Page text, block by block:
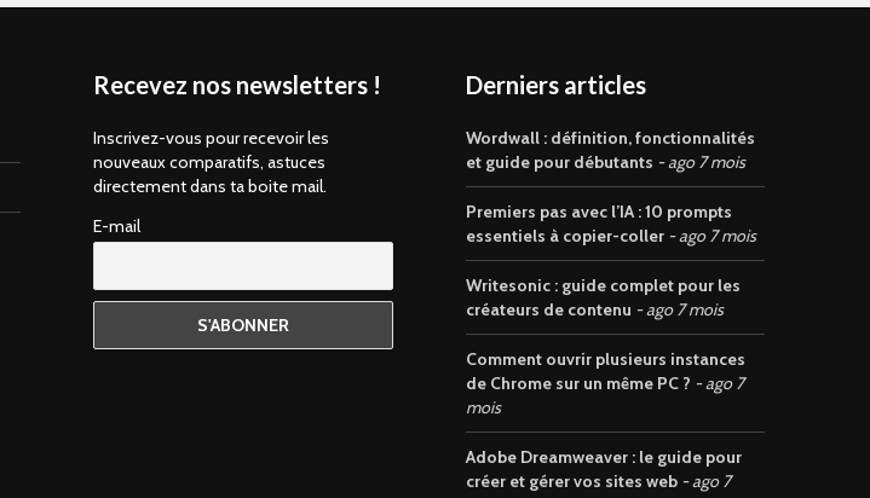
Recevez nos newsletters !
Inscrivez-vous pour recevoir les
nouveaux comparatifs, astuces
directement dans ta boite mail.
E-mail
Derniers articles
Wordwall : définition, fonctionnalités
et guide pour débutants
ago 7 mois
Premiers pas avec l’IA : 10 prompts
essentiels à copier-coller
ago 7 mois
Writesonic : guide complet pour les
créateurs de contenu
ago 7 mois
Comment ouvrir plusieurs instances
de Chrome sur un même PC ?
ago 7
mois
Adobe Dreamweaver : le guide pour
créer et gérer vos sites web
ago 7